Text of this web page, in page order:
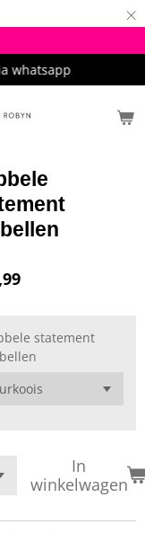
×
whatsapp
statement
In
winkelwagen